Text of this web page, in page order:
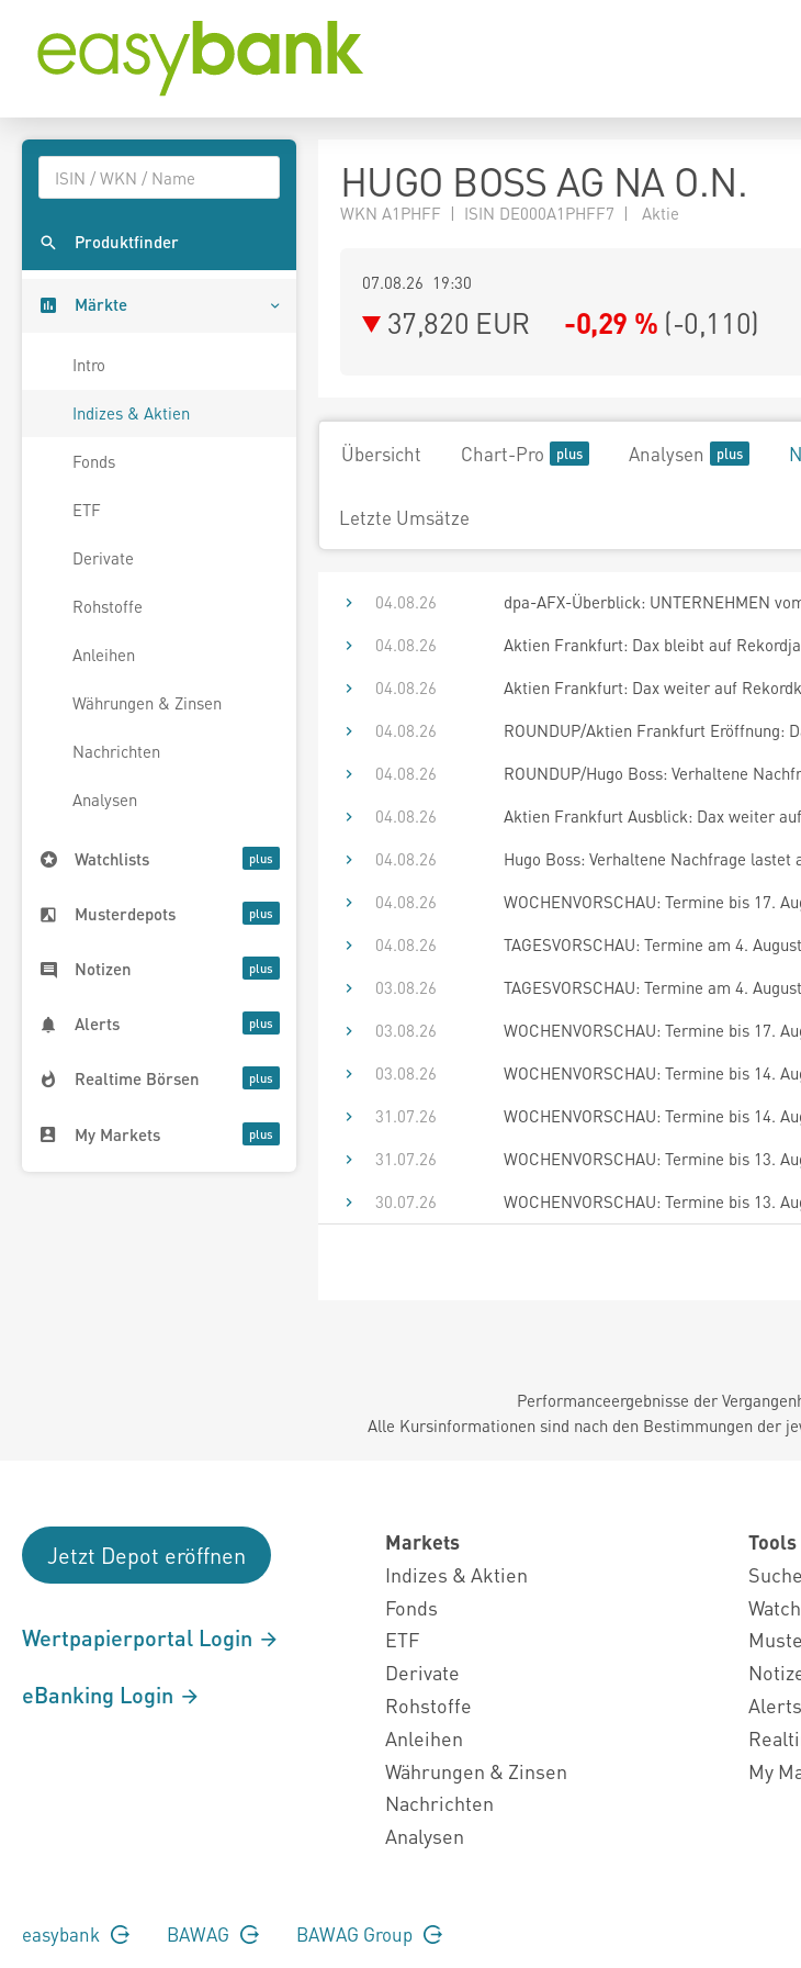
Produktfinder
Märkte
Intro
Indizes & Aktien
Fonds
ETF
Derivate
Rohstoffe
Anleihen
Währungen & Zinsen
Nachrichten
Analysen
Watchlists
Musterdepots
Notizen
Alerts
Realtime Börsen
My Markets
HUGO BOSS AG NA O.N.
WKN A1PHFF | ISIN DE000A1PHFF7 | Aktie
07.08.26 19:30
37,820 EUR -0,29 % (-0,110)
Übersicht Chart-Pro Analysen
Letzte Umsätze
04.08.26
dpa-AFX-Überblick: UNTERNEHMEN
04.08.26
Aktien Frankfurt: Dax bleibt auf
04.08.26
Aktien Frankfurt: Dax weiter auf
04.08.26
ROUNDUP/Aktien Frankfurt Eröffnung:
04.08.26
ROUNDUP/Hugo Boss: Verhaltene
04.08.26
Aktien Frankfurt Ausblick: Dax weiter
04.08.26
Hugo Boss: Verhaltene Nachfrage lastet
04.08.26
WOCHENVORSCHAU: Termine bis 17.
04.08.26
TAGESVORSCHAU: Termine am 4.
03.08.26
TAGESVORSCHAU: Termine am 4.
03.08.26
WOCHENVORSCHAU: Termine bis 17.
03.08.26
WOCHENVORSCHAU: Termine bis 14.
31.07.26
WOCHENVORSCHAU: Termine bis 14.
31.07.26
WOCHENVORSCHAU: Termine bis 13.
30.07.26
WOCHENVORSCHAU: Termine bis 13.
Performanceergebnisse der
Alle Kursinformationen sind nach den Bestimmungen der
Jetzt Depot eröffnen
Wertpapierportal Login
eBanking Login
Markets
Indizes & Aktien
Fonds
ETF
Derivate
Rohstoffe
Anleihen
Währungen & Zinsen
Nachrichten
Analysen
Tools
Suche
Alerts
My
easybank BAWAG BAWAG Group